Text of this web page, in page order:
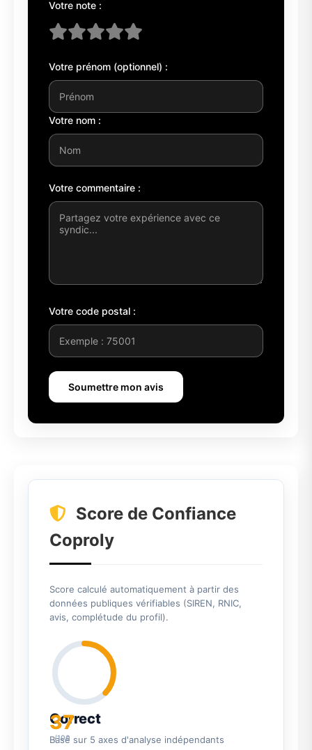
Votre note :
Votre prénom (optionnel) :
Votre nom :
Votre commentaire :
Votre code postal :
Soumettre mon avis
Score de Confiance
Coproly
Score calculé automatiquement à partir des
données publiques vérifiables (SIREN, RNIC,
avis, complétude du profil).
37
/100
Correct
Basé sur 5 axes d'analyse indépendants